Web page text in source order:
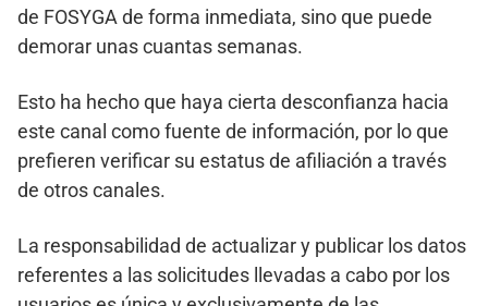
de FOSYGA de forma inmediata, sino que puede
demorar unas cuantas semanas.
Esto ha hecho que haya cierta desconfianza hacia
este canal como fuente de información, por lo que
prefieren verificar su estatus de afiliación a través
de otros canales.
La responsabilidad de actualizar y publicar los datos
referentes a las solicitudes llevadas a cabo por los